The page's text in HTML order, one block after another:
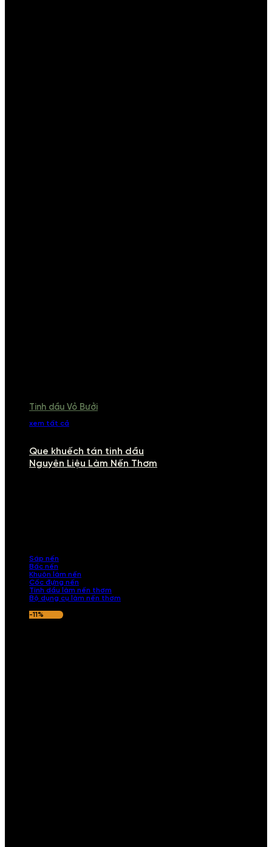
Tinh dầu Vỏ Bưởi
xem tất cả
Que khuếch tán tinh dầu
Nguyên Liệu Làm Nến Thơm
Sáp nến
Bấc nến
Khuôn làm nến
Cốc đựng nến
Tinh dầu làm nến thơm
Bộ dụng cụ làm nến thơm
-11%